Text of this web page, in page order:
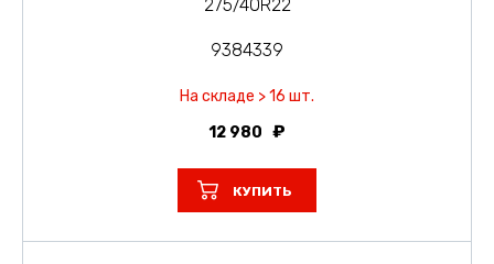
275/40R22
9384339
На складе > 16 шт.
12 980
КУПИТЬ